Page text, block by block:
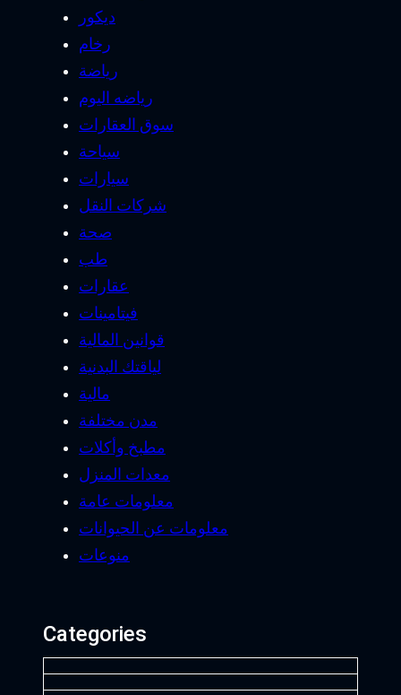
ديكور
رخام
رياضة
رياضه اليوم
سوق العقارات
سياحة
سيارات
شركات النقل
صحة
طب
عقارات
فيتامينات
قوانين المالية
لياقتك البدنية
مالية
مدن مختلفة
مطبخ وأكلات
معدات المنزل
معلومات عامة
معلومات عن الحيوانات
منوعات
Categories